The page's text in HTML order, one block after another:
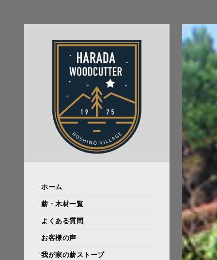
ホーム
薪・木材一覧
よくある質問
お客様の声
我が家の薪ストーブ